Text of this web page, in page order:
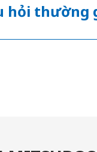
hỏi thường